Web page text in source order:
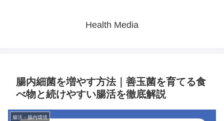
Health Media
腸内細菌を増やす方法｜善玉菌を育てる食
べ物と続けやすい腸活を徹底解説
腸活・腸内環境